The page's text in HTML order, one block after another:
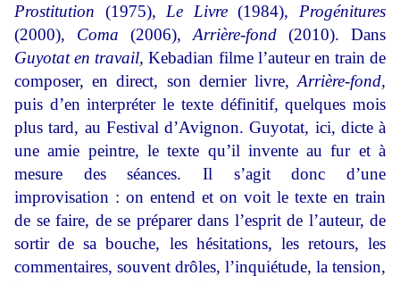
Prostitution (1975), Le Livre(1984), Progénitures
(2000), Coma (2006), Arrière-fond (2010). Dans
Guyotat en travail, Kebadian filme l’auteur en train de
composer, en direct, son dernier livre, Arrière-fond,
puis d’en interpréter le texte définitif, quelques mois
plus tard, au Festival d’Avignon. Guyotat, ici, dicte à
une amie peintre, le texte qu’il invente au fur et à
mesure des séances. Il s’agit donc d’une
improvisation : on entend et on voit le texte en train
de se faire, de se préparer dans l’esprit de l’auteur, de
sortir de sa bouche, les hésitations, les retours, les
commentaires, souvent drôles, l’inquiétude, la tension,